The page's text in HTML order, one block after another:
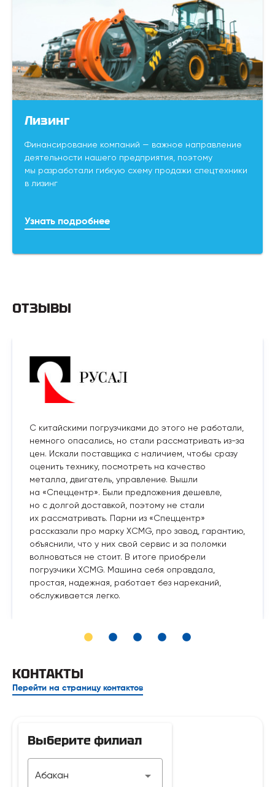
Лизинг
Финансирование компаний — важное направление
деятельности нашего предприятия, поэтому
мы разработали гибкую схему продажи спецтехники
в лизинг
Узнать подробнее
ОТЗЫВЫ
С китайскими погрузчиками до этого не работали,
немного опасались, но стали рассматривать из-за
цен. Искали поставщика с наличием, чтобы сразу
оценить технику, посмотреть на качество
металла, двигатель, управление. Вышли
на «Спеццентр». Были предложения дешевле,
но с долгой доставкой, поэтому не стали
их рассматривать. Парни из «Спеццентр»
рассказали про марку XCMG, про завод, гарантию,
объяснили, что у них свой сервис и за поломки
волноваться не стоит. В итоге приобрели
погрузчики XCMG. Машина себя оправдала,
простая, надежная, работает без нареканий,
обслуживается легко.
КОНТАКТЫ
Перейти на страницу контактов
Выберите филиал
Абакан
Телефон